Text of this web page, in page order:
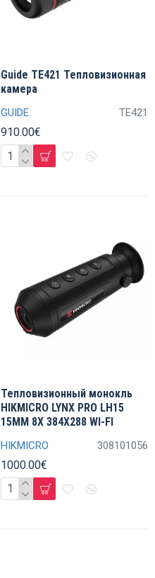
GUIDE TE421
Guide TE421 Тепловизионная
камера
910.00€
HIKMICRO 308101056
Тепловизионный монокль
HIKMICRO LYNX PRO LH15
15MM 8X 384X288 WI-FI
1000.00€